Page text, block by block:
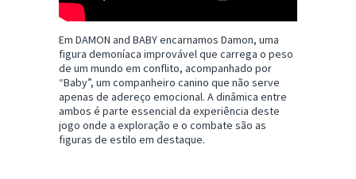
Em DAMON and BABY encarnamos Damon, uma
figura demoníaca improvável que carrega o peso
de um mundo em conflito, acompanhado por
“Baby”, um companheiro canino que não serve
apenas de adereço emocional. A dinâmica entre
ambos é parte essencial da experiência deste
jogo onde a exploração e o combate são as
figuras de estilo em destaque.